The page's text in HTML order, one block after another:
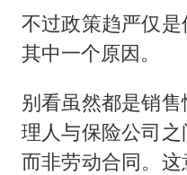
不过政策趋严仅
其中一个原因。
别看虽然都是销
理人与保险公司之
而非劳动合同。